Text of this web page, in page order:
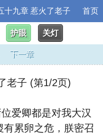
十九章 惹火了老子 首页
护眼 关灯
下一章
子 (第1/2页)
卿都是对我大汉
累卵之危，朕密召